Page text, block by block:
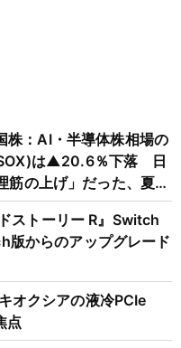
：AI・半導体株相場の
は▲20.6％下落 日
の上げ」だった、夏枯
ストーリー R』Switch
版からのアップグレード
オクシアの液冷PCIe
点